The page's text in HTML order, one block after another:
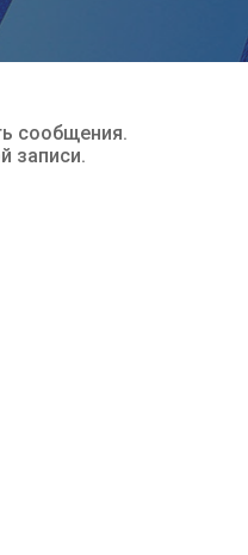
сообщения.
записи.